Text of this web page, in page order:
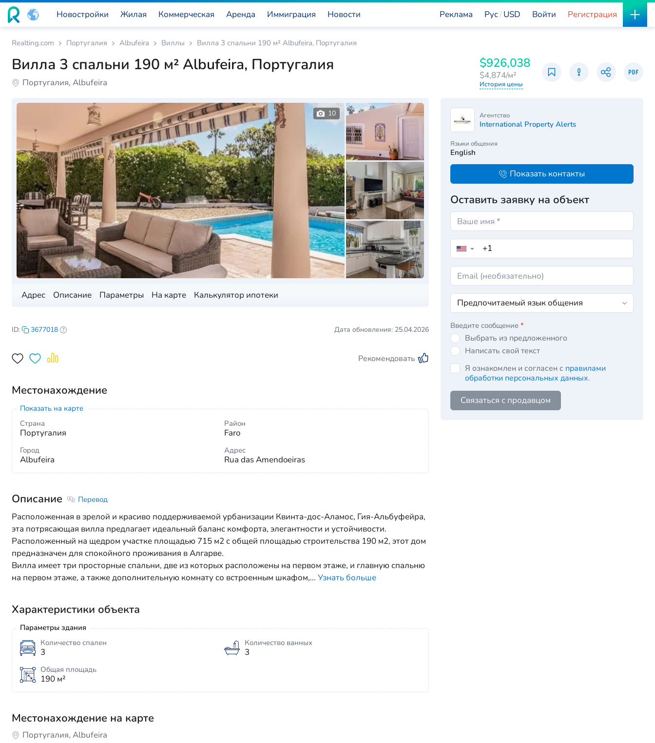
Реклама
Новостройки Жилая Коммерческая Аренда Иммиграция Новости Рус USD Войти Регистрация
Realting.com Португалия Albufeira Виллы Вилла 3 спальни 190 м² Albufeira, Португалия
Вилла 3 спальни 190 м² Albufeira, Португалия
Португалия, Albufeira
$926,038
$4,874/м²
История цены
Адрес Описание Параметры На карте Калькулятор ипотеки
10
ID: 3677018 Дата обновления: 25.04.2026
Рекомендовать
Местонахождение
Показать на карте
Страна
Португалия
Район
Faro
Город
Albufeira
Адрес
Rua das Amendoeiras
Описание Перевод
Расположенная в зрелой и красиво поддерживаемой урбанизации Квинта-дос-Аламос, Гия-Альбуфейра,
эта потрясающая вилла предлагает идеальный баланс комфорта, элегантности и устойчивости.
Расположенный на щедром участке площадью 715 м2 с общей площадью строительства 190 м2, этот дом
предназначен для спокойного проживания в Алгарве.
Вилла имеет три просторные спальни, две из которых расположены на первом этаже, и главную спальню
на первом этаже, а также дополнительную комнату со встроенным шкафом,… Узнать больше
Характеристики объекта
Параметры здания
Количество спален
3
Количество ванных
3
Общая площадь
190 м²
Местонахождение на карте
Португалия, Albufeira
Агентство
International Property Alerts
Языки общения
English
Показать контакты
Оставить заявку на объект
▼
Введите сообщение *
Выбрать из предложенного
Написать свой текст
Я ознакомлен и согласен с правилами
обработки персональных данных.
Связаться с продавцом